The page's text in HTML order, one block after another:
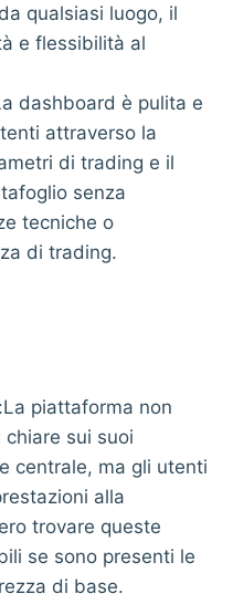
qualsiasi luogo, il
e flessibilità al
dashboard è pulita e
attraverso la
di trading e il
senza
tecniche o
di trading.
piattaforma non
sui suoi
centrale, ma gli utenti
alla
trovare queste
se sono presenti le
di base.